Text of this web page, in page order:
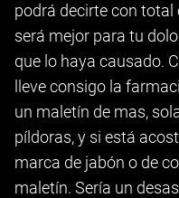
podrá decirte con
será mejor para tu
que lo haya causado.
lleve consigo la
un maletín de mas,
píldoras, y si está
marca de jabón o de
maletín. Sería un